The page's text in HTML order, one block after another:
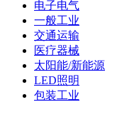
电子电气
一般工业
交通运输
医疗器械
太阳能/新能源
LED照明
包装工业